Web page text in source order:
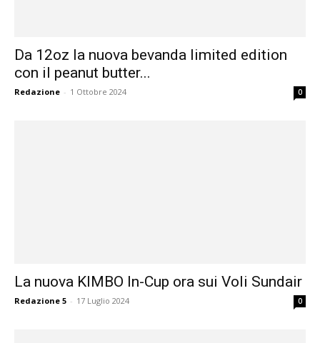
Da 12oz la nuova bevanda limited edition
con il peanut butter...
Redazione - 1 Ottobre 2024 0
La nuova KIMBO In-Cup ora sui Voli Sundair
Redazione 5 - 17 Luglio 2024 0